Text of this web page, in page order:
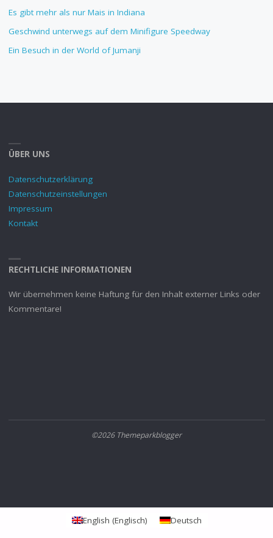
Es gibt mehr als nur Mais in Indiana
Geschwind unterwegs auf dem Minifigure Speedway
Ein Besuch in der World of Jumanji
ÜBER UNS
Datenschutzerklärung
Datenschutzeinstellungen
Impressum
Kontakt
RECHTLICHE INFORMATIONEN
Wir übernehmen keine Haftung für den Inhalt externer Links oder
Kommentare!
©2026 Themeparkblogger
English (Englisch) Deutsch